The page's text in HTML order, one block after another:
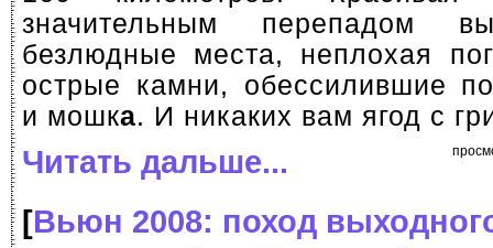
значительным перепадом
безлюдные места, неплохая
острые камни, обессилившие
и мошка. И никаких вам ягод с
Читать дальше...
[Вьюн 2008: поход